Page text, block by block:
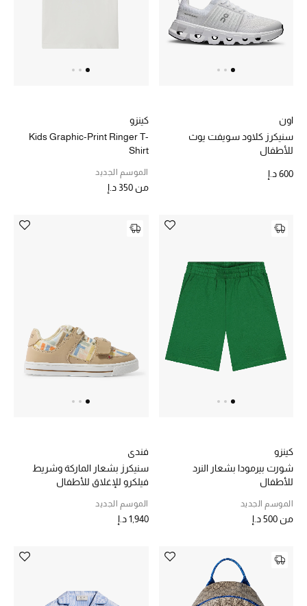
حصريات
مستلزمات المنزل
تعكس توتيمي فن الأناقة السهلة بقطع أساسية راقية
تسوقوا توتيمي
اون
سنيكرز كلاود سويفت يوث
للأطفال
600 د.إ
كينزو
Kids Graphic-Print Ringer T-
Shirt
الموسم الجديد
من 350 د.إ
كينزو
شورت بيرمودا بشعار النرد
للأطفال
الموسم الجديد
من500 د.إ
فندي
سنيكرز بشعار الماركة وشريط
فيلكرو للإغلاق للأطفال
الموسم الجديد
1,940 د.إ